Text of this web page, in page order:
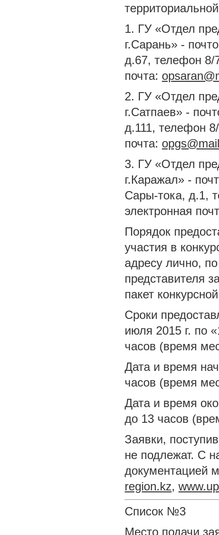
1. ГУ «Отдел
г.Сарань» -
д.67, телефон 8/
почта:
2. ГУ «Отдел
г.Сатпаев» -
д.111, телефон
почта:
3. ГУ «Отдел
г.Каражал» -
Сары-тока, д.1,
электронная
Порядок
участия в
адресу лично,
представителя
пакет
Сроки
июля 2015 г. по
часов (время
Дата и время
часов (время
Дата и время
до 13 часов
Заявки,
не подлежат. С
документацией
region.kz,
Список №3
Место подачи